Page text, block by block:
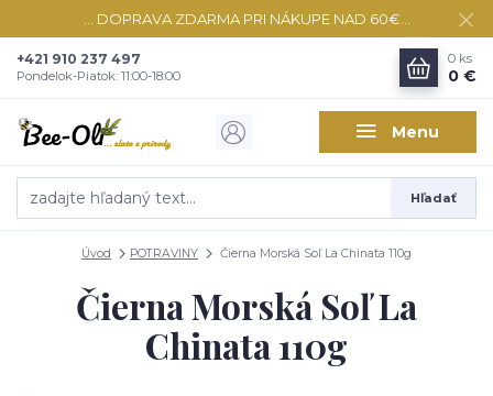
... DOPRAVA ZDARMA PRI NÁKUPE NAD 60€...
Menu
Hľadať
+421 910 237 497
Pondelok-Piatok: 11:00-18:00
0 ks
0 €
Úvod POTRAVINY Čierna Morská Soľ La Chinata 110g
Čierna Morská Soľ La
Chinata 110g